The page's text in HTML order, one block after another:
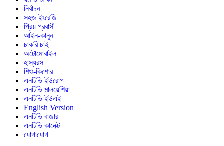
নির্বাচন
সহজ ইংরেজি
প্রিয় প্রবাসী
আইন-কানুন
চাকরি চাই
অটোমোবাইল
হাস্যরস
শিশু-কিশোর
এনটিভি ইউরোপ
এনটিভি মালয়েশিয়া
এনটিভি ইউএই
English Version
এনটিভি বাজার
এনটিভি কানেক্ট
যোগাযোগ